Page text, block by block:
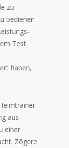
zu
bedienen
Test
haben,
aus
einer
Zögere